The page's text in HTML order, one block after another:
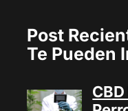
Post
Te Pueden